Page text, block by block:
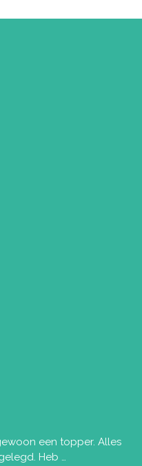
een topper. Alles
Heb …